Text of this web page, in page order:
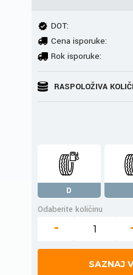
DOT:
Cena isporuke:
Rok isporuke:
RASPOLOŽIVA
D
Odaberite količinu
-
SAZNAJ